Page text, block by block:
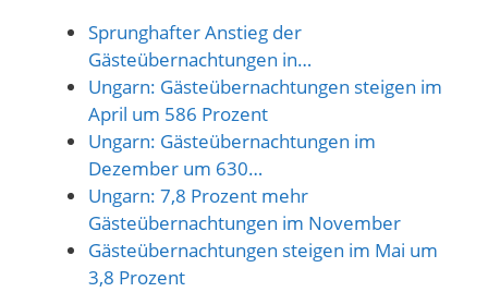
Sprunghafter Anstieg der
Gästeübernachtungen in…
Ungarn: Gästeübernachtungen steigen im
April um 586 Prozent
Ungarn: Gästeübernachtungen im
Dezember um 630…
Ungarn: 7,8 Prozent mehr
Gästeübernachtungen im November
Gästeübernachtungen steigen im Mai um
3,8 Prozent